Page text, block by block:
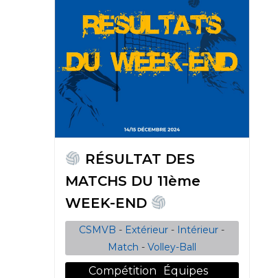
RÉSULTAT DES
MATCHS DU 11ème
WEEK-END
CSMVB - Extérieur - Intérieur -
Match - Volley-Ball
Compétition
Équipes